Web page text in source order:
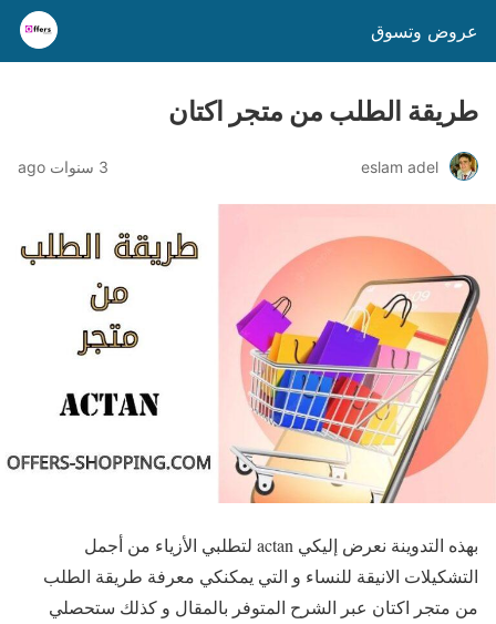
عروض وتسوق
طريقة الطلب من متجر اكتان
eslam adel 3 سنوات ago
بهذه التدوينة نعرض إليكي actan لتطلبي الأزياء من أجمل
التشكيلات الانيقة للنساء و التي يمكنكي معرفة طريقة الطلب
من متجر اكتان عبر الشرح المتوفر بالمقال و كذلك ستحصلي